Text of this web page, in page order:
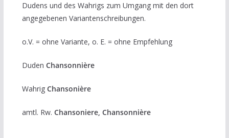
Dudens und des Wahrigs zum Umgang mit den dort
angegebenen Variantenschreibungen.
o.V. = ohne Variante, o. E. = ohne Empfehlung
Duden Chansonnière
Wahrig Chansonière
amtl. Rw. Chansoniere, Chansonnière